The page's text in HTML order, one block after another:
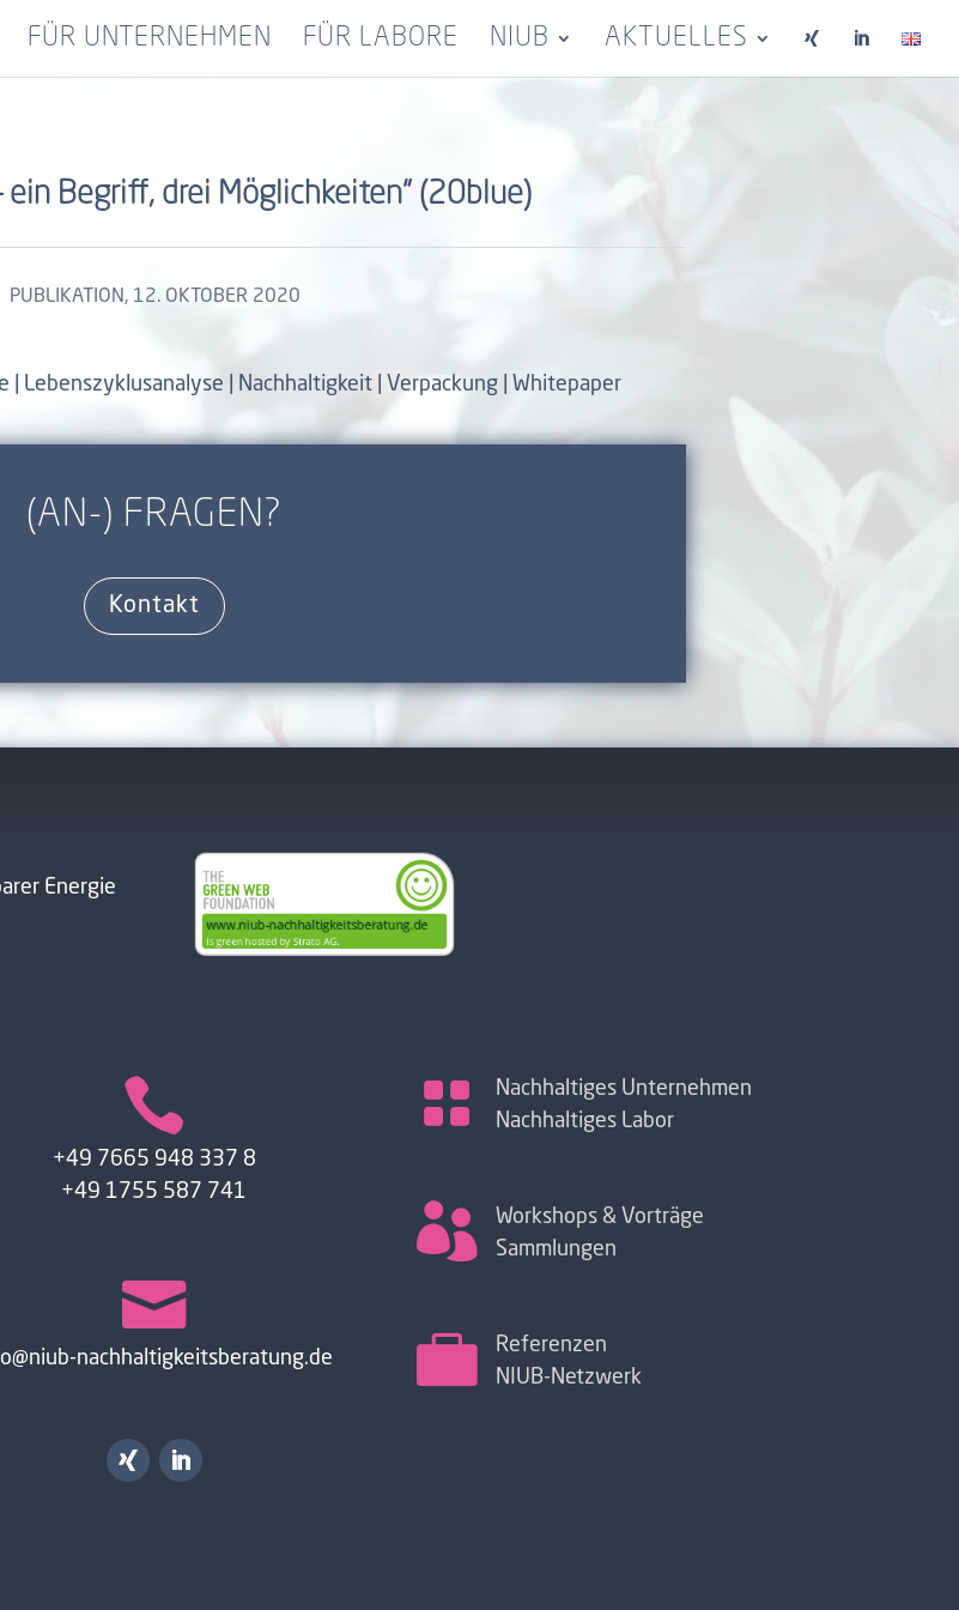
FÜR UNTERNEHMEN FÜR LABORE NIUB AKTUELLES  
ein Begriff, drei Möglichkeiten“ (20blue)
PUBLIKATION, 12. OKTOBER 2020
| Lebenszyklusanalyse | Nachhaltigkeit | Verpackung | Whitepaper
(AN-) FRAGEN?
Kontakt
Energie

+49 7665 948 337 8
+49 1755 587 741

nachhaltigkeitsberatung.de

Nachhaltiges Unternehmen
Nachhaltiges Labor

Workshops & Vorträge
Sammlungen

Referenzen
NIUB-Netzwerk